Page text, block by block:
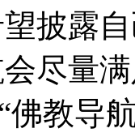
披露
尽量
佛教导